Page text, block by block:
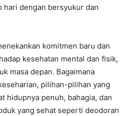
hari dengan bersyukur dan
komitmen baru dan
kesehatan mental dan fisik,
masa depan. Bagaimana
pilihan-pilihan yang
hidupnya penuh, bahagia, dan
yang sehat seperti deodoran